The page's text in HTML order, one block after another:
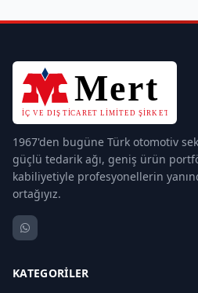
1967'den bugüne Türk otomotiv
güçlü tedarik ağı, geniş ürün
kabiliyetiyle profesyonellerin
ortağıyız.
KATEGORILER